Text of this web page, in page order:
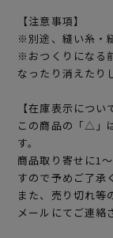
【注意事項】
※別途、縫い糸・
※おつくりになる
なったり消えたり
【在庫表示につい
この商品の「△」
す。
商品取り寄せに1
すので予めご了承
また、売り切れ等
メールにてご連絡